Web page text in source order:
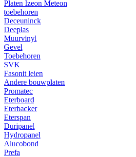
Platen Izeon Meteon
toebehoren
Deceuninck
Deeplas
Muurvinyl
Gevel
Toebehoren
SVK
Fasonit leien
Andere bouwplaten
Promatec
Eterboard
Eterbacker
Eterspan
Duripanel
Hydropanel
Alucobond
Prefa